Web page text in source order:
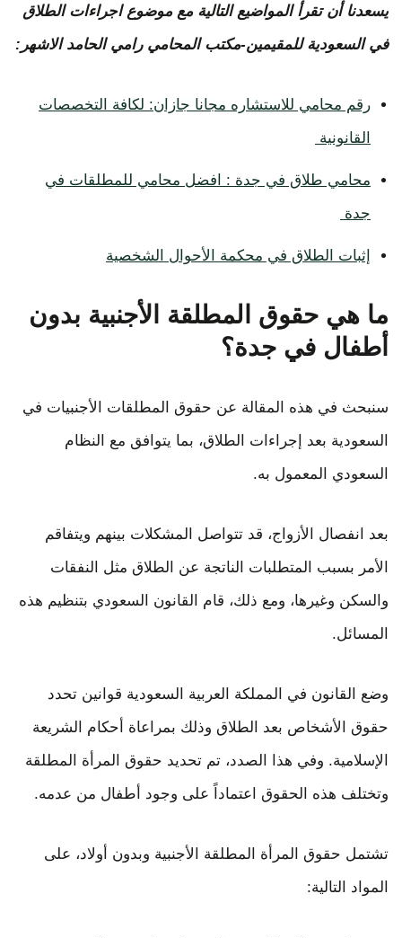
يسعدنا أن تقرأ المواضيع التالية مع موضوع اجراءات الطلاق
في السعودية للمقيمين-مكتب المحامي رامي الحامد الاشهر:
رقم محامي للاستشاره مجانا جازان: لكافة التخصصات
القانونية
محامي طلاق في جدة : افضل محامي للمطلقات في
جدة
إثبات الطلاق في محكمة الأحوال الشخصية
ما هي حقوق المطلقة الأجنبية بدون
أطفال في جدة؟
سنبحث في هذه المقالة عن حقوق المطلقات الأجنبيات في
السعودية بعد إجراءات الطلاق، بما يتوافق مع النظام
السعودي المعمول به.
بعد انفصال الأزواج، قد تتواصل المشكلات بينهم ويتفاقم
الأمر بسبب المتطلبات الناتجة عن الطلاق مثل النفقات
والسكن وغيرها، ومع ذلك، قام القانون السعودي بتنظيم هذه
المسائل.
وضع القانون في المملكة العربية السعودية قوانين تحدد
حقوق الأشخاص بعد الطلاق وذلك بمراعاة أحكام الشريعة
الإسلامية. وفي هذا الصدد، تم تحديد حقوق المرأة المطلقة
وتختلف هذه الحقوق اعتماداً على وجود أطفال من عدمه.
تشتمل حقوق المرأة المطلقة الأجنبية وبدون أولاد، على
المواد التالية: